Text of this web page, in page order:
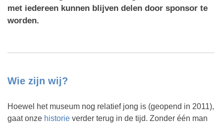
met iedereen kunnen blijven delen door sponsor te
worden.
Wie zijn wij?
Hoewel het museum nog relatief jong is (geopend in 2011),
gaat onze historie verder terug in de tijd. Zonder één man